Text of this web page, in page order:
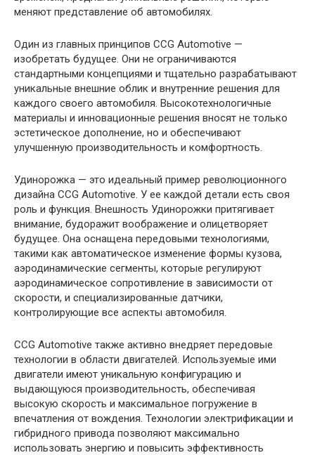
меняют представление об автомобилях.
Один из главных принципов CCG Automotive —
изобретать будущее. Они не ограничиваются
стандартными концепциями и тщательно разрабатывают
уникальные внешние облик и внутренние решения для
каждого своего автомобиля. Высокотехнологичные
материалы и инновационные решения вносят не только
эстетическое дополнение, но и обеспечивают
улучшенную производительность и комфортность.
Удинорожка — это идеальный пример революционного
дизайна CCG Automotive. У ее каждой детали есть своя
роль и функция. Внешность Удинорожки притягивает
внимание, будоражит воображение и олицетворяет
будущее. Она оснащена передовыми технологиями,
такими как автоматическое изменение формы кузова,
аэродинамические сегменты, которые регулируют
аэродинамическое сопротивление в зависимости от
скорости, и специализированные датчики,
контролирующие все аспекты автомобиля.
CCG Automotive также активно внедряет передовые
технологии в области двигателей. Используемые ими
двигатели имеют уникальную конфигурацию и
выдающуюся производительность, обеспечивая
высокую скорость и максимальное погружение в
впечатления от вождения. Технологии электрификации и
гибридного привода позволяют максимально
использовать энергию и повысить эффективность